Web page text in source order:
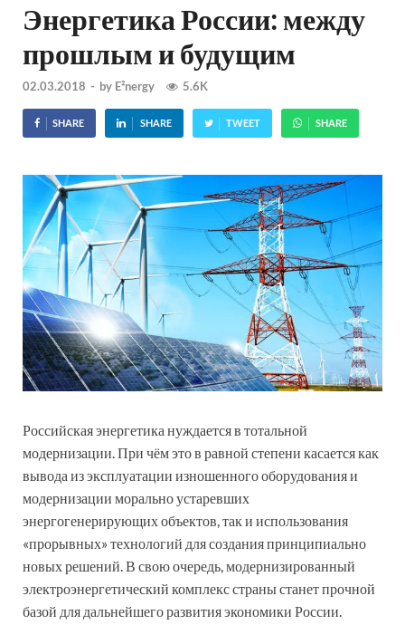
Энергетика России: между
прошлым и будущим
02.03.2018 - by E²nergy 5.6K
SHARE SHARE TWEET SHARE
Российская энергетика нуждается в тотальной
модернизации. При чём это в равной степени касается как
вывода из эксплуатации изношенного оборудования и
модернизации морально устаревших
энергогенерирующих объектов, так и использования
«прорывных» технологий для создания принципиально
новых решений. В свою очередь, модернизированный
электроэнергетический комплекс страны станет прочной
базой для дальнейшего развития экономики России.